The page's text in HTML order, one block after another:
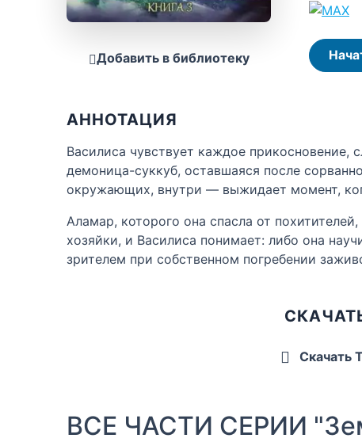
Добавить в библиотеку
АННОТАЦИЯ
Василиса чувствует каждое
демоница-суккуб, оставшаяся после
окружающих, внутри — выжидает момент,
Аламар, которого она спасла от
хозяйки, и Василиса понимает: либо она
зрителем при собственном погребении
Скачать
ВСЕ ЧАСТИ СЕРИИ